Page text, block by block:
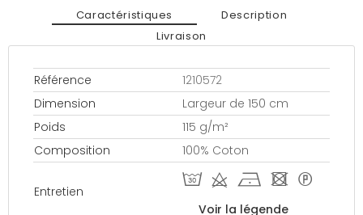
Caractéristiques
Description
Livraison
Référence
1210572
Dimension
Largeur de 150 cm
Poids
115 g/m²
Composition
100% Coton
Entretien
T d h - *
Voir la légende